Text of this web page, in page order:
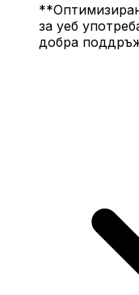
за уеб
добра